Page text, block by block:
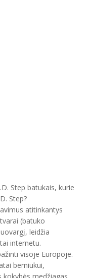
Step batukais, kurie
Step?
atitinkantys
(batuko
leidžia
internetu.
visoje Europoje.
berniukui,
medžiagas,